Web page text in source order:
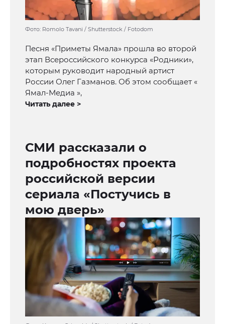
Фото: Romolo Tavani / Shutterstock / Fotodom
Песня «Приметы Ямала» прошла во второй
этап Всероссийского конкурса «Родники»,
которым руководит народный артист
России Олег Газманов. Об этом сообщает «
Ямал-Медиа »,
Читать далее >
СМИ рассказали о
подробностях проекта
российской версии
сериала «Постучись в
мою дверь»